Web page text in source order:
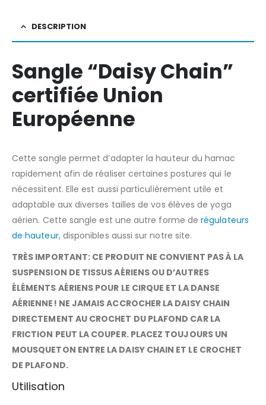
DESCRIPTION
Sangle “Daisy Chain”
certifiée Union
Européenne
Cette sangle permet d’adapter la hauteur du hamac
rapidement afin de réaliser certaines postures qui le
nécessitent. Elle est aussi particulièrement utile et
adaptable aux diverses tailles de vos élèves de yoga
aérien. Cette sangle est une autre forme derégulateurs
de hauteur, disponibles aussi sur notre site.
TRÈS IMPORTANT: CE PRODUIT NE CONVIENT PAS À LA
SUSPENSION DE TISSUS AÉRIENS OU D’AUTRES
ÉLÉMENTS AÉRIENS POUR LE CIRQUE ET LA DANSE
AÉRIENNE! NE JAMAIS ACCROCHER LA DAISY CHAIN
DIRECTEMENT AU CROCHET DU PLAFOND CAR LA
FRICTION PEUT LA COUPER. PLACEZ TOUJOURS UN
MOUSQUETON ENTRE LA DAISY CHAIN ET LE CROCHET
DE PLAFOND.
Utilisation